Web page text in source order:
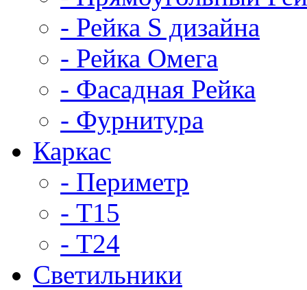
- Рейка S дизайна
- Рейка Омега
- Фасадная Рейка
- Фурнитура
Каркас
- Периметр
- Т15
- Т24
Светильники